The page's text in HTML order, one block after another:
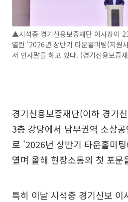
▲시석중 경기신용보증재단 이사장이
열린 '2026년 상반기 타운홀미팅(지원
서 인사말을 하고 있다. (경기신용보증
경기신용보증재단(이하 경기
3층 강당에서 남부권역 소상
로 '2026년 상반기 타운홀미
열며 올해 현장소통의 첫 포문
특히 이날 시석중 경기신보 이